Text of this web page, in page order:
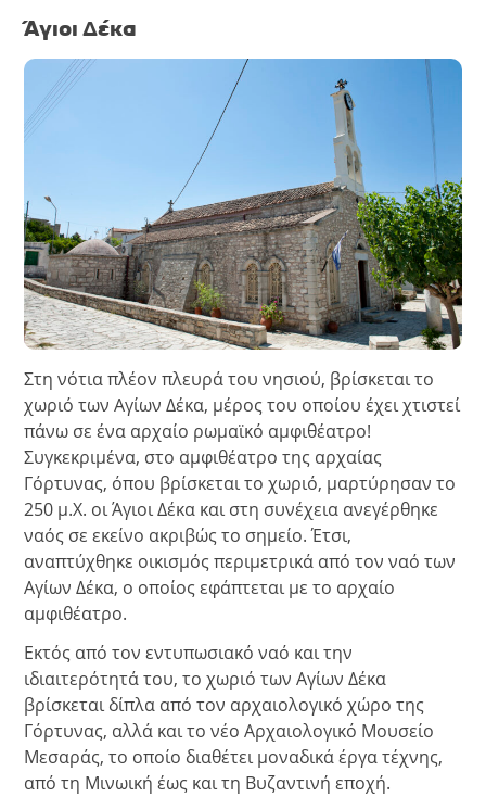
Άγιοι Δέκα
Στη νότια πλέον πλευρά του νησιού, βρίσκεται το
χωριό των Αγίων Δέκα, μέρος του οποίου έχει χτιστεί
πάνω σε ένα αρχαίο ρωμαϊκό αμφιθέατρο!
Συγκεκριμένα, στο αμφιθέατρο της αρχαίας
Γόρτυνας, όπου βρίσκεται το χωριό, μαρτύρησαν το
250 μ.Χ. οι Άγιοι Δέκα και στη συνέχεια ανεγέρθηκε
ναός σε εκείνο ακριβώς το σημείο. Έτσι,
αναπτύχθηκε οικισμός περιμετρικά από τον ναό των
Αγίων Δέκα, ο οποίος εφάπτεται με το αρχαίο
αμφιθέατρο.
Εκτός από τον εντυπωσιακό ναό και την
ιδιαιτερότητά του, το χωριό των Αγίων Δέκα
βρίσκεται δίπλα από τον αρχαιολογικό χώρο της
Γόρτυνας, αλλά και το νέο Αρχαιολογικό Μουσείο
Μεσαράς, το οποίο διαθέτει μοναδικά έργα τέχνης,
από τη Μινωική έως και τη Βυζαντινή εποχή.